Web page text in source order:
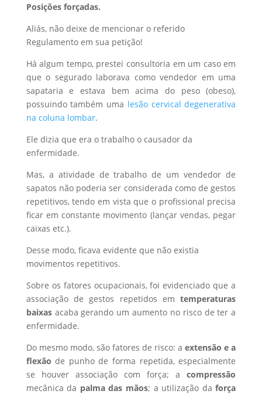
Posições forçadas.
Aliás, não deixe de mencionar o referido
Regulamento em sua petição!
Há algum tempo, prestei consultoria em um caso em
que o segurado laborava como vendedor em uma
sapataria e estava bem acima do peso (obeso),
possuindo também uma lesão cervical degenerativa
na coluna lombar.
Ele dizia que era o trabalho o causador da
enfermidade.
Mas, a atividade de trabalho de um vendedor de
sapatos não poderia ser considerada como de gestos
repetitivos, tendo em vista que o profissional precisa
ficar em constante movimento (lançar vendas, pegar
caixas etc.).
Desse modo, ficava evidente que não existia
movimentos repetitivos.
Sobre os fatores ocupacionais, foi evidenciado que a
associação de gestos repetidos emtemperaturas
baixasacaba gerando um aumento no risco de ter a
enfermidade.
Do mesmo modo, são fatores de risco: aextensão e a
flexão de punho de forma repetida, especialmente
se houver associação com força; acompressão
mecânica da palma das mãos; a utilização daforça